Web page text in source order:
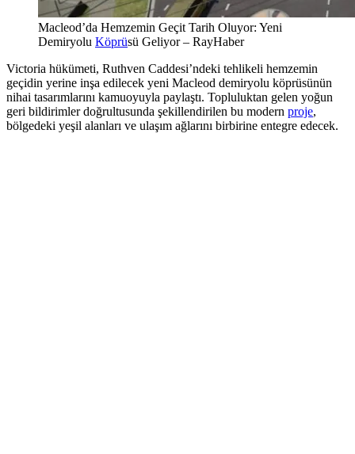
Macleod’da Hemzemin Geçit Tarih Oluyor: Yeni
Demiryolu Köprüsü Geliyor – RayHaber
Victoria hükümeti, Ruthven Caddesi’ndeki tehlikeli hemzemin
geçidin yerine inşa edilecek yeni Macleod demiryolu köprüsünün
nihai tasarımlarını kamuoyuyla paylaştı. Topluluktan gelen yoğun
geri bildirimler doğrultusunda şekillendirilen bu modern proje,
bölgedeki yeşil alanları ve ulaşım ağlarını birbirine entegre edecek.